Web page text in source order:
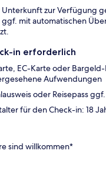
Unterkunft zur Verfügung
mit automatischen
in erforderlich
EC-Karte oder
Aufwendungen
oder Reisepass
für den Check-in: 18
sind willkommen*